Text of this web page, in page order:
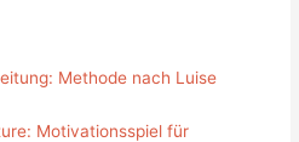
Methode nach Luise
Motivationsspiel für